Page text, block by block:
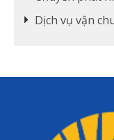
Dịch vụ vận